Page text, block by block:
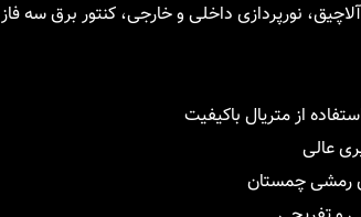
نورپردازی داخلی و خارجی، کنتور برق سه فاز
از متریال باکیفیت
عالی
رمشی چمستان